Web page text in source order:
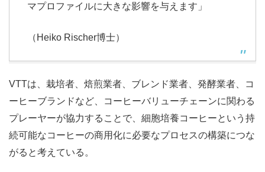
マプロファイルに大きな影響を与えます」
（Heiko Rischer博士）
VTTは、栽培者、焙煎業者、ブレンド業者、発酵業者、コ
ーヒーブランドなど、コーヒーバリューチェーンに関わる
プレーヤーが協力することで、細胞培養コーヒーという持
続可能なコーヒーの商用化に必要なプロセスの構築につな
がると考えている。